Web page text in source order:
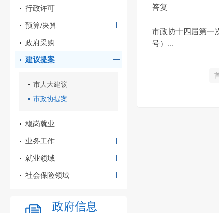
行政许可
预算/决算
政府采购
建议提案
市人大建议
市政协提案
稳岗就业
业务工作
就业领域
社会保险领域
政府信息
答复
市政协十四届第一
号）...